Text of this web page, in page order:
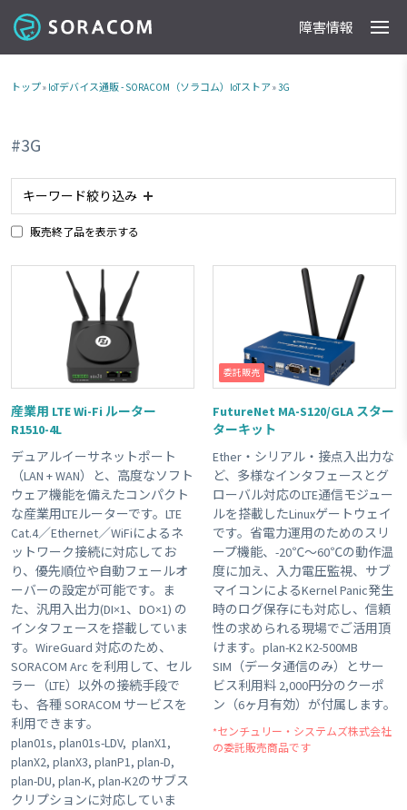
製品
事例
料金
ドキュメント
導入支援
IoTストア
最新情報 障害情報
トップ» IoTデバイス通販 - SORACOM（ソラコム）IoTストア»3G
#3G
キーワード絞り込み
#アナログ入力 #planX2
#タブレット #防水 #防塵 #ACアダプタ #plan-K
#ルーター #planP1
#電池内蔵 #カメラ
#ソフトバンク網 対応商品 #IoTレシピ
#RS232C #GPIO #加速度センサー #LTE-M
#接点出力 #スターターキット商品 #超音波センサー
#LTE #planX1
#Wi-Fi #ゲートウェイ #plan-DU #温度センサー
#組み込み #USB電源 #KDDI網 対応商品 #plan-D
#海外キャリア網 対応商品 #plan01s-LDV #3G #GPS
Clear All
販売終了品を表示する
産業用 LTE Wi-Fi ルーター
R1510-4L
デュアルイーサネットポート
（LAN + WAN）と、高度なソフト
ウェア機能を備えたコンパクト
な産業用LTEルーターです。LTE
Cat.4／Ethernet／WiFiによるネ
ットワーク接続に対応してお
り、優先順位や自動フェールオ
ーバーの設定が可能です。ま
た、汎用入出力(DI×1、DO×1) の
インタフェースを搭載していま
す。WireGuard 対応のため、
SORACOM Arc を利用して、セル
ラー（LTE）以外の接続手段で
も、各種 SORACOM サービスを
利用できます。
plan01s, plan01s-LDV, planX1,
planX2, planX3, planP1, plan-D,
plan-DU, plan-K, plan-K2のサブス
クリプションに対応していま
委託販売
FutureNet MA-S120/GLA スター
ターキット
Ether・シリアル・接点入出力な
ど、多様なインタフェースとグ
ローバル対応のLTE通信モジュー
ルを搭載したLinuxゲートウェイ
です。省電力運用のためのスリ
ープ機能、-20℃～60℃の動作温
度に加え、入力電圧監視、サブ
マイコンによるKernel Panic発生
時のログ保存にも対応し、信頼
性の求められる現場でご活用頂
けます。plan-K2 K2-500MB
SIM（データ通信のみ）とサー
ビス利用料 2,000円分のクーポ
ン（6ヶ月有効）が付属します。
*センチュリー・システムズ株式会社
の委託販売商品です